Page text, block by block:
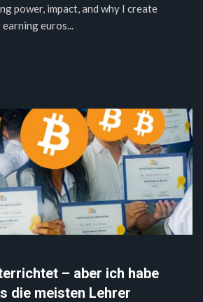
power, impact, and why I create
euros...
– aber ich habe
die meisten Lehrer